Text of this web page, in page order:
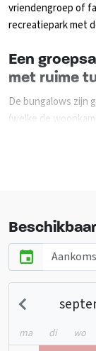
vriendengroep of
recreatiepark met
Een
met ruime
De bungalows zijn
(welke de
kan worden
(2 slaapkamers
o.a. een
buitenzwembad
ma di wo